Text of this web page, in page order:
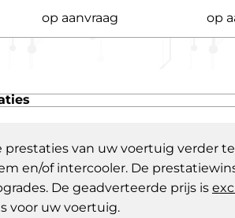
op aanvraag op
van uw voertuig verder
en/of intercooler. De
De geadverteerde prijs is
voor uw voertuig.